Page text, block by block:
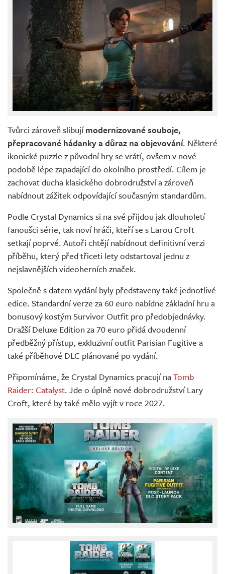
Tvůrci zároveň slibujímodernizované souboje,
přepracované hádanky a důraz na objevování. Některé
ikonické puzzle z původní hry se vrátí, ovšem v nové
podobě lépe zapadající do okolního prostředí. Cílem je
zachovat ducha klasického dobrodružství a zároveň
nabídnout zážitek odpovídající současným standardům.
Podle Crystal Dynamics si na své přijdou jak dlouholetí
fanoušci série, tak noví hráči, kteří se s Larou Croft
setkají poprvé. Autoři chtějí nabídnout definitivní verzi
příběhu, který před třiceti lety odstartoval jednu z
nejslavnějších videoherních značek.
Společně s datem vydání byly představeny také jednotlivé
edice. Standardní verze za 60 euro nabídne základní hru a
bonusový kostým Survivor Outfit pro předobjednávky.
Dražší Deluxe Edition za 70 euro přidá dvoudenní
předběžný přístup, exkluzivní outfit Parisian Fugitive a
také příběhové DLC plánované po vydání.
Připomínáme, že Crystal Dynamics pracují naTomb
Raider: Catalyst. Jde o úplně nové dobrodružství Lary
Croft, které by také mělo vyjít v roce 2027.